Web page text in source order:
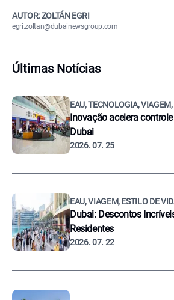
AUTOR: ZOLTÁN EGRI
egri.zoltan@dubainewsgroup.com
Últimas Notícias
EAU, TECNOLOGIA,
Inovação acelera
Dubai
2026. 07. 25
EAU, VIAGEM, ESTILO DE
Dubai: Descontos
Residentes
2026. 07. 22